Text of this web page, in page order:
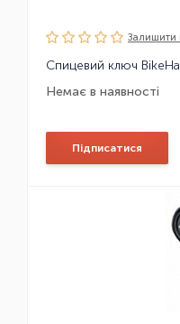
Залишити
Спицевий ключ
Немає в наявності
Підписатися